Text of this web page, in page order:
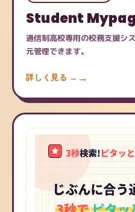
Student
通信制高校専用の校務支援シ
元管理できます。
詳しく見る →